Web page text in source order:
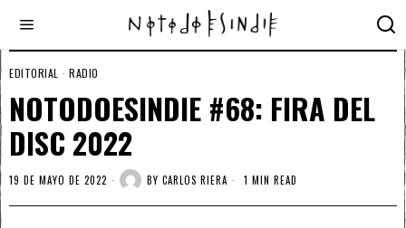
EDITORIAL · RADIO
NOTODOESINDIE #68: FIRA DEL
DISC 2022
19 DE MAYO DE 2022 BY CARLOS RIERA 1 MIN READ